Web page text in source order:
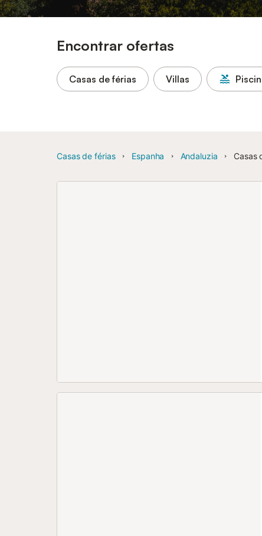
Encontrar ofertas
Casas de férias Villas
Casas de férias Espanha Andaluzia Casas